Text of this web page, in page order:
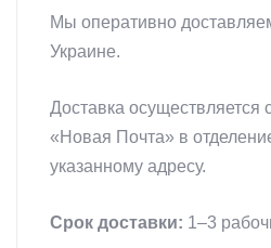
Мы оперативно
Украине.
Доставка
«Новая Почта» в
указанному адресу.
Срок доставки: 1–3